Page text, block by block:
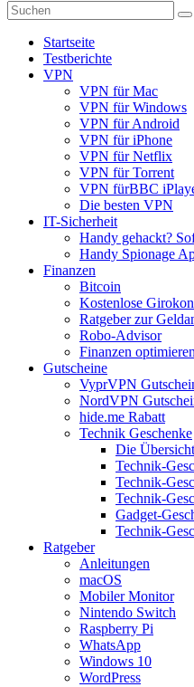
Startseite
Testberichte
VPN
VPN für Mac
VPN für Windows
VPN für Android
VPN für iPhone
VPN für Netflix
VPN für Torrent
VPN fürBBC
Die besten VPN
IT-Sicherheit
Handy gehackt?
Handy Spionage
Finanzen
Bitcoin
Kostenlose
Ratgeber zur
Robo-Advisor
Finanzen
Gutscheine
VyprVPN
NordVPN
hide.me Rabatt
Technik Geschenke
Die Übersicht
Technik-
Technik-
Technik-
Gadget-
Technik-
Ratgeber
Anleitungen
macOS
Mobiler Monitor
Nintendo Switch
Raspberry Pi
WhatsApp
Windows 10
WordPress